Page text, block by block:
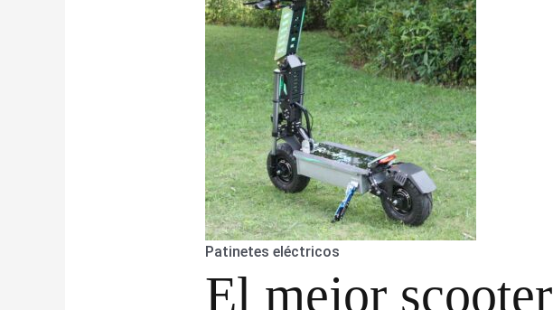
Patinetes eléctricos
El mejor scooter